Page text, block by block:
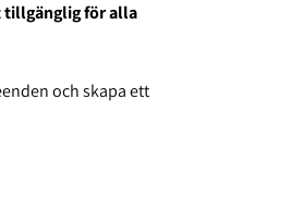
tillgänglig för alla
och skapa ett